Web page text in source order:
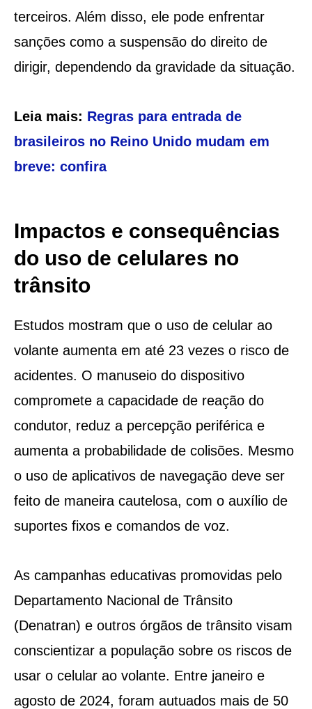
terceiros. Além disso, ele pode enfrentar
sanções como a suspensão do direito de
dirigir, dependendo da gravidade da situação.
Leia mais: Regras para entrada de
brasileiros no Reino Unido mudam em
breve: confira
Impactos e consequências
do uso de celulares no
trânsito
Estudos mostram que o uso de celular ao
volante aumenta em até 23 vezes o risco de
acidentes. O manuseio do dispositivo
compromete a capacidade de reação do
condutor, reduz a percepção periférica e
aumenta a probabilidade de colisões. Mesmo
o uso de aplicativos de navegação deve ser
feito de maneira cautelosa, com o auxílio de
suportes fixos e comandos de voz.
As campanhas educativas promovidas pelo
Departamento Nacional de Trânsito
(Denatran) e outros órgãos de trânsito visam
conscientizar a população sobre os riscos de
usar o celular ao volante. Entre janeiro e
agosto de 2024, foram autuados mais de 50